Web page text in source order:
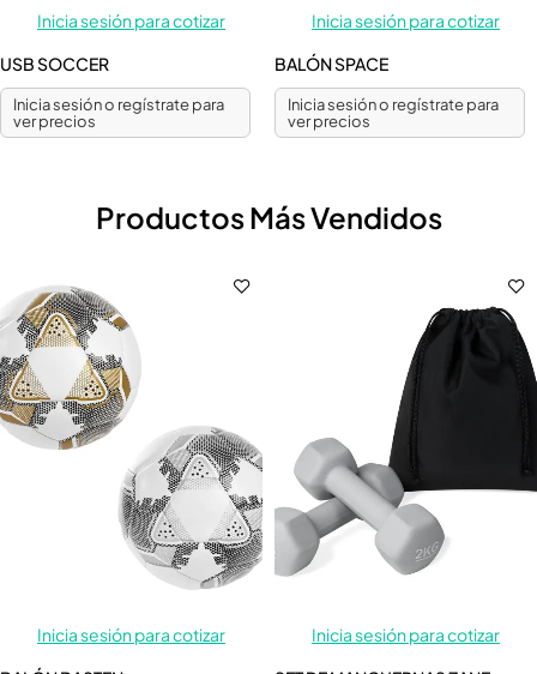
Inicia sesión para cotizar
USB SOCCER
Inicia sesión o regístrate para
ver precios
Inicia sesión para cotizar
BALÓN SPACE
Inicia sesión o regístrate para
ver precios
Productos Más Vendidos
Inicia sesión para cotizar
Inicia sesión para cotizar